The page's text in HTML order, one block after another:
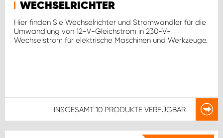
WECHSELRICHTER
Hier finden Sie Wechselrichter und Stromwandler für die
Umwandlung von 12-V-Gleichstrom in 230-V-
Wechselstrom für elektrische Maschinen und Werkzeuge.
INSGESAMT 10 PRODUKTE VERFÜGBAR